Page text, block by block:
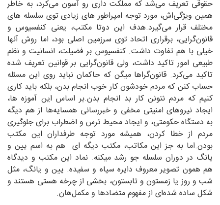
حقوقی تعریف می‌شد که مملکت داری رو آسون می‌کرد، به خاطر
همین ویژگی‌اش، مورد توجه امپراطور های زیادی توی سلسله های
مختلف قرار می‌گیرد.هدف این دوتا مکتب، یعنی کنفسیوس و
قانون‌گرایی، برقراری اتحاد توی سرزمین اصلی بود، اما روش آنها
خیلی با هم تفاوت داشت. کنفسیوس بر فضیلت، انسانیت و نظم
طبیعی امور تاکید داشت، ولی قانون‌گرایی بر قوانین تعریف شده
تاکید می‌کرد. قانون‌گراها میگن که حاکمان نباید روی این مسئله
حساب کنن که مردم خودشون کار خوب انجام بدن، بلکه باید کاری
کنیم که مردم نتونن کار بد انجام بدن.بر اساس این آموزه ها،
ایجاد نیروهای امنیتی مخفی و خبررسانی همسایه‌ها از هم دیگه
به دستگاه حکومتی، و ایجاد محیط ترس و اضطراب برای جلوگیری
مردم از خطا کردن، همیشه مورد توجه طرفداران این مکتب
بودن.اما به جز این مکاتب، مکتب دیگه ای هم به اسم یین و
یانگ در دوران سلسله جو رشد میکنه. نماد این مکتب و دیدگاه
هم همون تصویر معروف دایره سیاه و سفیده. یین و یانگ، مثل
شب و روز یا زمستون و تابستون، بخشی از چرخه هستی هستند و
شکل ساده شده‌ای از مفهوم متضادها و مکمل‌هان.